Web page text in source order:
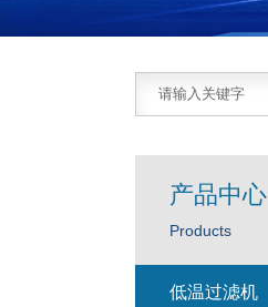
产品中心
Products
低温过滤机